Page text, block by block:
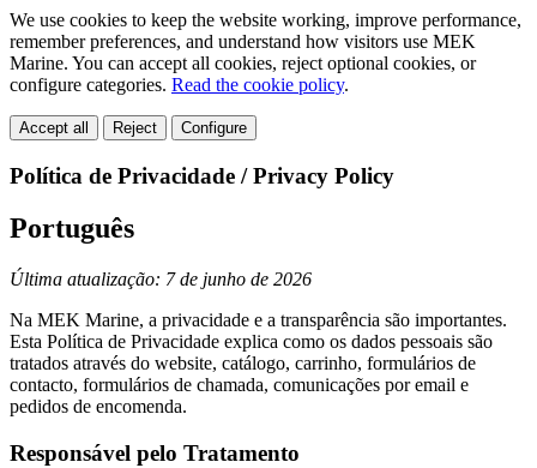
We use cookies to keep the website working, improve performance,
remember preferences, and understand how visitors use MEK
Marine. You can accept all cookies, reject optional cookies, or
configure categories. Read the cookie policy.
Accept all Reject Configure
Política de Privacidade / Privacy Policy
Português
Última atualização: 7 de junho de 2026
Na MEK Marine, a privacidade e a transparência são importantes.
Esta Política de Privacidade explica como os dados pessoais são
tratados através do website, catálogo, carrinho, formulários de
contacto, formulários de chamada, comunicações por email e
pedidos de encomenda.
Responsável pelo Tratamento